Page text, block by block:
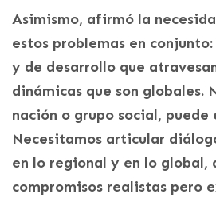
Asimismo, afirmó la
estos problemas en
y de desarrollo que
dinámicas que son globales.
nación o grupo social,
Necesitamos articular
en lo regional y en lo global,
compromisos realistas pero